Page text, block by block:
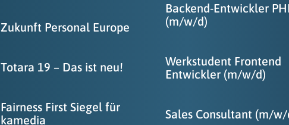
Zukunft Personal Europe
Totara 19 – Das ist neu!
Fairness First Siegel für
kamedia
Backend-Entwickler
(m/w/d)
Werkstudent Frontend
Entwickler (m/w/d)
Sales Consultant (m/